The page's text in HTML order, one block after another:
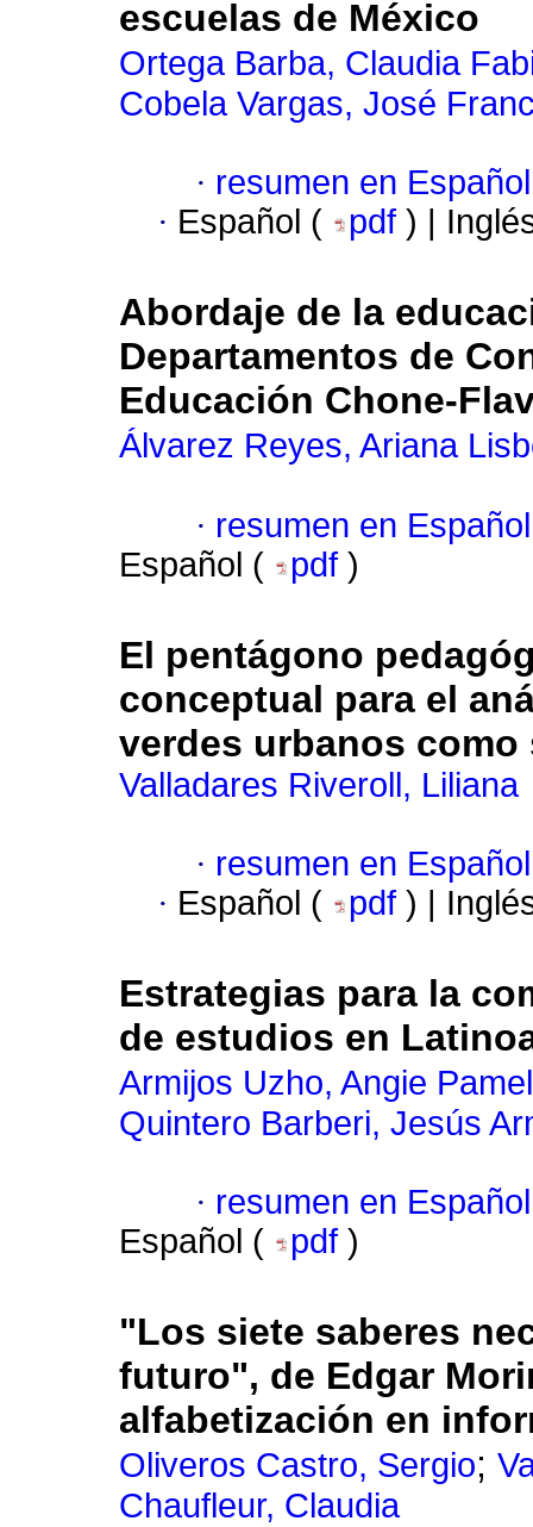
escuelas de México
Ortega Barba, Claudia
Cobela Vargas, José
· resumen en Español
· Español ( pdf ) |
Abordaje de la
Departamentos de
Educación Chone-
Álvarez Reyes, Ariana
· resumen en Español
Español (
pdf )
El pentágono
conceptual para el
verdes urbanos
Valladares Riveroll, Liliana
· resumen en Español
· Español ( pdf ) |
Estrategias para la
de estudios en
Armijos Uzho, Angie
Quintero Barberi, Jesús
· resumen en Español
Español (
pdf )
"Los siete saberes
futuro", de Edgar
alfabetización en
Oliveros Castro, Sergio;
Chaufleur, Claudia